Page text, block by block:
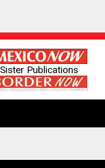
Sister Publications